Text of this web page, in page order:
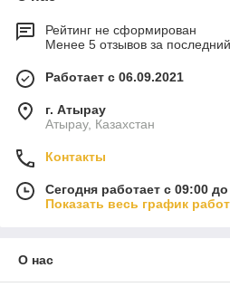
Рейтинг не сформирован
Менее 5 отзывов за
Работает с 06.09.2021
г. Атырау
Атырау, Казахстан
Контакты
Сегодня работает с 09:00
Показать весь график
О нас